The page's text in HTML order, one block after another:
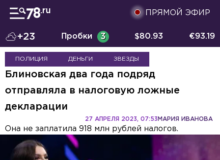
ПРЯМОЙ ЭФИР
+23 Пробки 3 $80.93 €93.19
ПОЛИЦИЯ ДЕНЬГИ ЗВЕЗДЫ
Блиновская два года подряд
отправляла в налоговую ложные
декларации
МАРИЯ ИВАНОВА
27 АПРЕЛЯ 2023, 07:53
Она не заплатила 918 млн рублей налогов.